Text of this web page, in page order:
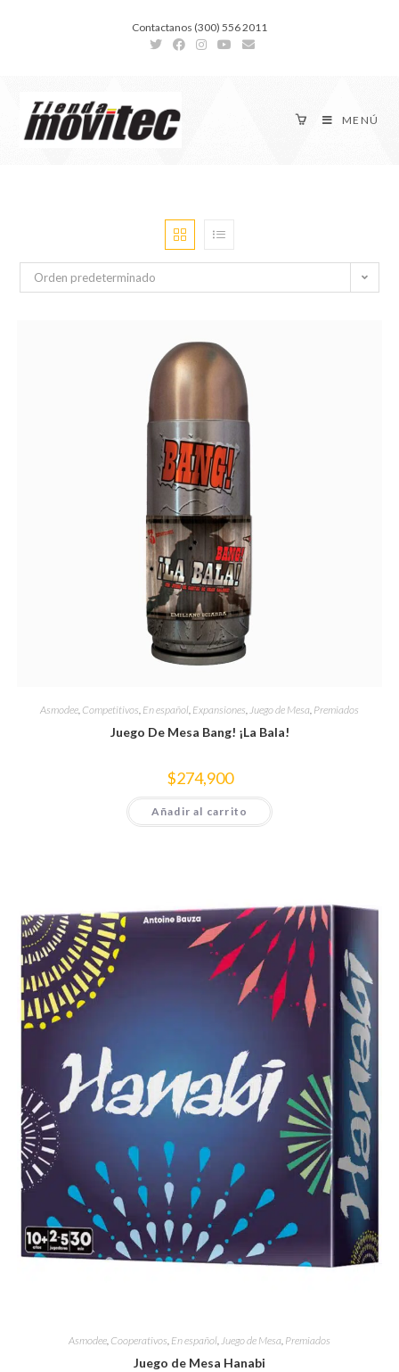
Contactanos (300) 556 2011
MENÚ
Orden predeterminado
Asmodee Competitivos En español Expansiones Juego de Mesa Premiados
Juego De Mesa Bang! ¡La Bala!
$274,900
Añadir al carrito
Asmodee, Cooperativos, En español,Juego de Mesa, Premiados
Juego de Mesa Hanabi